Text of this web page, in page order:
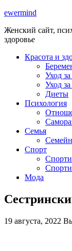
ewermind
Женский сайт,
здоровье
Красота и
Уход
Уход
Диеты
Психология
Семья
Спорт
Мода
19 августа, 2022